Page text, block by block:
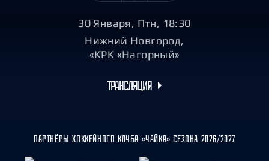
30 Января, Птн, 18:30
Нижний Новгород,
«КРК «Нагорный»
ТРАНСЛЯЦИЯ
ПАРТНЁРЫ ХОККЕЙНОГО КЛУБА «ЧАЙКА» СЕЗОНА 2026/2027